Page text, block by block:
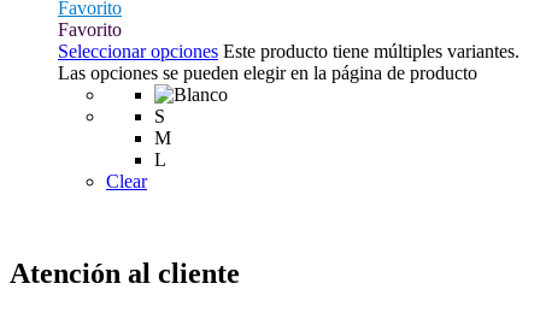
Favorito
Favorito
Seleccionar opciones Este producto tiene múltiples variantes.
Las opciones se pueden elegir en la página de producto
S
M
L
Clear
Atención al cliente